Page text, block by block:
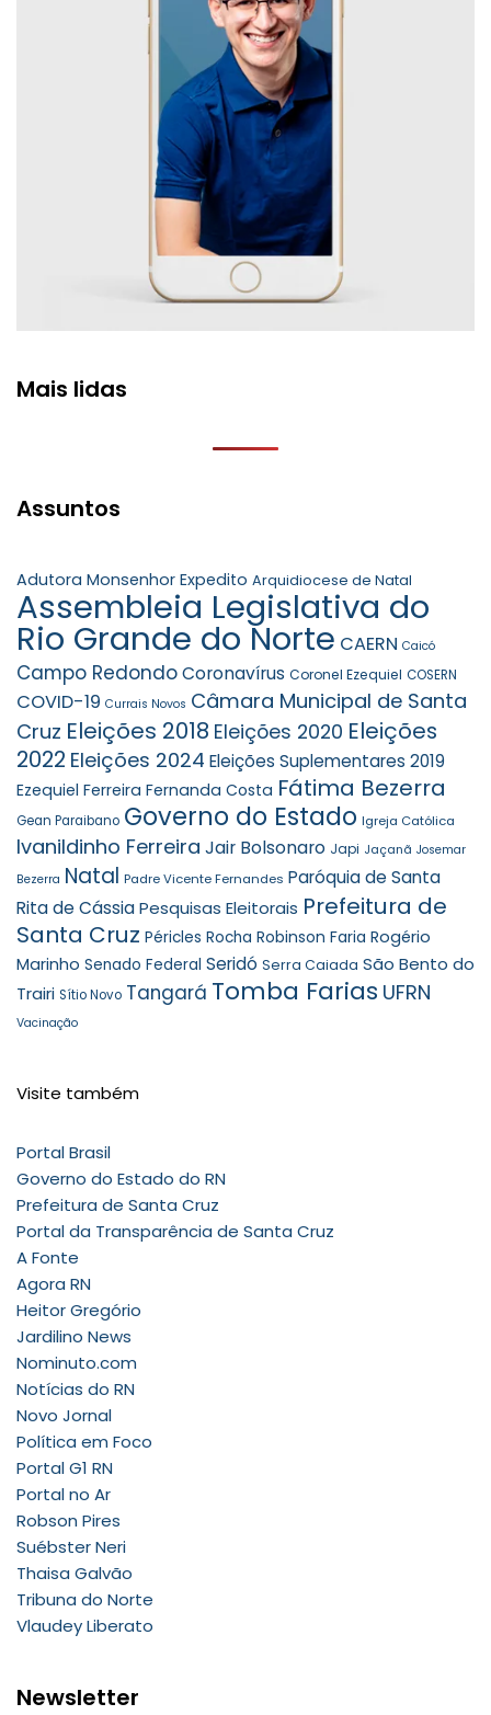
Mais lidas
Assuntos
Adutora Monsenhor Expedito Arquidiocese de Natal
Assembleia Legislativa do
Rio Grande do Norte CAERN Caicó
Campo RedondoCoronavírus Coronel Ezequiel COSERN
COVID-19 Currais Novos Câmara Municipal de Santa
Cruz Eleições 2018 Eleições 2020 Eleições
2022 Eleições 2024 Eleições Suplementares 2019
Ezequiel Ferreira Fernanda Costa Fátima Bezerra
Gean Paraibano Governo do Estado Igreja Católica
Ivanildinho Ferreira Jair Bolsonaro Japi Jaçanã Josemar
Bezerra Natal Padre Vicente Fernandes Paróquia de Santa
Rita de CássiaPesquisas Eleitorais Prefeitura de
Santa Cruz Péricles Rocha Robinson Faria Rogério
Marinho Senado Federal Seridó Serra Caiada São Bento do
Trairi Sítio Novo Tangará Tomba Farias UFRN
Vacinação
Visite também
Portal Brasil
Governo do Estado do RN
Prefeitura de Santa Cruz
Portal da Transparência de Santa Cruz
A Fonte
Agora RN
Heitor Gregório
Jardilino News
Nominuto.com
Notícias do RN
Novo Jornal
Política em Foco
Portal G1 RN
Portal no Ar
Robson Pires
Suébster Neri
Thaisa Galvão
Tribuna do Norte
Vlaudey Liberato
Newsletter